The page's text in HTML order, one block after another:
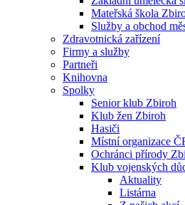
Mateřská škola
Služby a obchod
Zdravotnická zařízení
Firmy a služby
Partneři
Knihovna
Spolky
Senior klub Zbiroh
Klub žen Zbiroh
Hasiči
Místní organizace
Ochránci přírody
Klub vojenských
Aktuality
Listárna